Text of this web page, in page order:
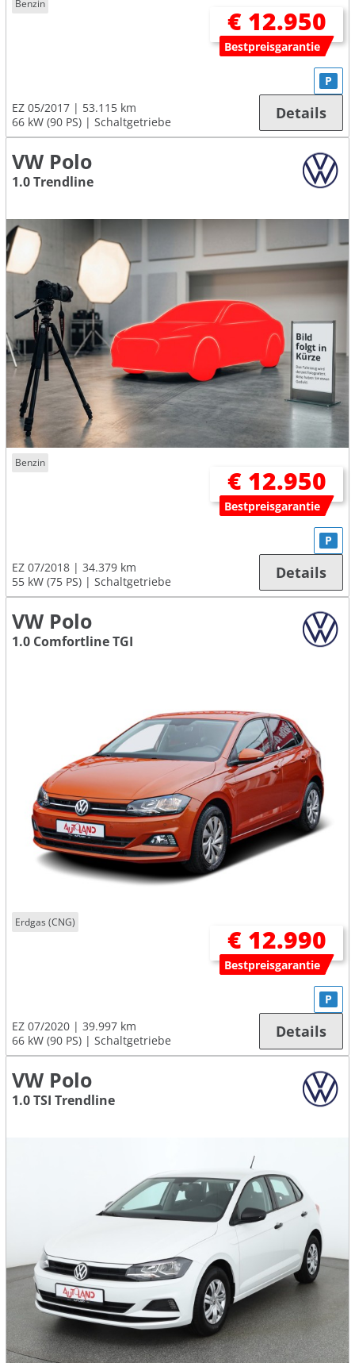
Benzin
€ 12.950
Bestpreisgarantie
EZ 05/2017
53.115 km
66 kW (90 PS)
Schaltgetriebe
P
Details
VW Polo
1.0 Trendline
Benzin
€ 12.950
Bestpreisgarantie
EZ 07/2018
34.379 km
55 kW (75 PS)
Schaltgetriebe
P
Details
VW Polo
1.0 Comfortline TGI
Erdgas (CNG)
€ 12.990
Bestpreisgarantie
EZ 07/2020
39.997 km
66 kW (90 PS)
Schaltgetriebe
P
Details
VW Polo
1.0 TSI Trendline